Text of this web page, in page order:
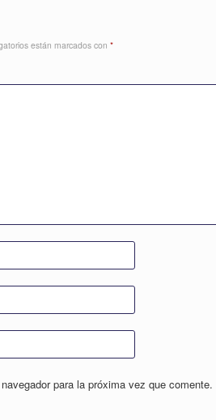
están marcados con *
para la próxima vez que comente.